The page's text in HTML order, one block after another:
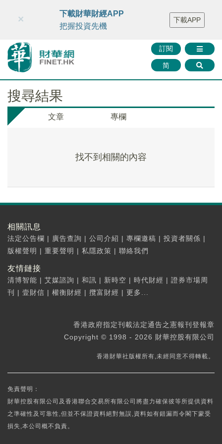
財華智庫網 FINTV FINMETA 財華證券 媒體矩陣
智庫沙龍
聯絡我們
訂閱
简
×
下載財華財經APP
把握投資先機
下載APP
搜尋結果
文章 專欄
找不到相關的內容
相關訊息
法定公告欄 | 廣告查詢 | 公司介紹 | 專欄邀稿 | 投資者關係 |
版權聲明 | 重要聲明 | 私隱政策 | 聯絡我們
友情鏈接
清博智能 | 艾媒諮詢 | 和訊 | 新時空 | 時代財經 | 證券市場周
刊
| 壹財信 | 權衡財經 | 攬富財經 | 更多...
香港政府指定刊載法定通告之憲報刊登報章
Copyright © 1998 - 2026 財華控股有限公司
香港財華社版權所有,未經同意不得轉載。
免責聲明：
財華控股有限公司及香港聯合交易所有限公司將盡力確保彼等所提供資料
之準確性及可靠性,但並不保證資料絕對無誤,資料如有錯漏而令閣下蒙受
損失,本公司概不負責。